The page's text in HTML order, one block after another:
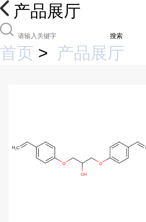
产品展厅
搜索
首页 > 产品展厅